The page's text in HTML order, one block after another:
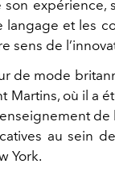
son expérience,
et les
sens de
de mode
Martins, où il a
de
au sein
York.